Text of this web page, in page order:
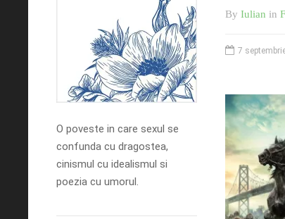
O poveste in care sexul se
confunda cu dragostea,
cinismul cu idealismul si
poezia cu umorul.
By Iulian in
7